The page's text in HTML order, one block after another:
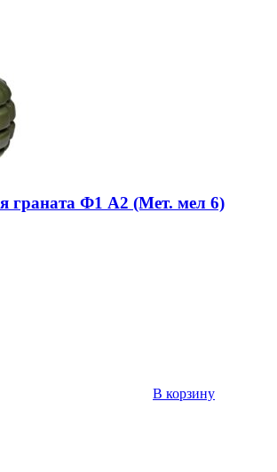
граната Ф1 А2 (Мет. мел 6)
В корзину